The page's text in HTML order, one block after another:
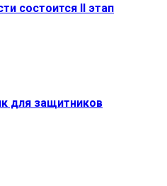
состоится II этап
для защитников